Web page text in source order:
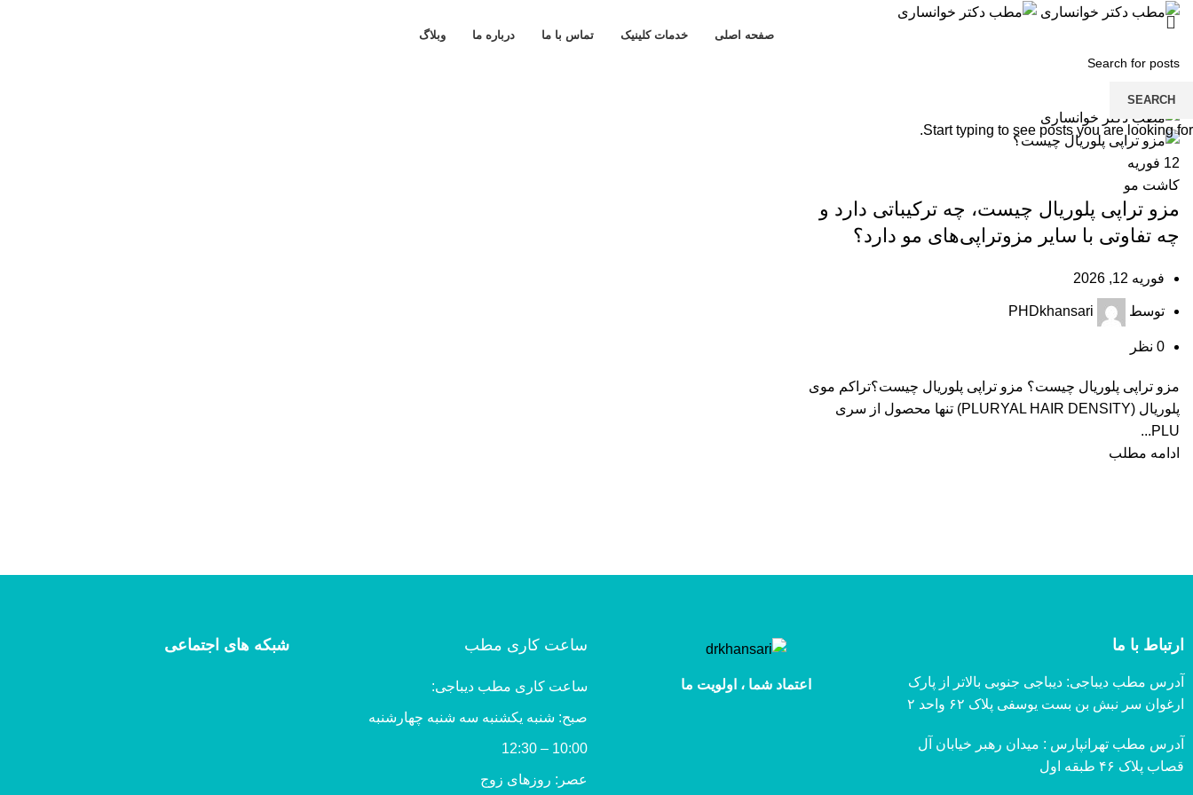
صفحه اصلی خدمات کلینیک تماس با ما درباره ما وبلاگ
منو
12 فوریه
کاشت مو
مزو تراپی پلوریال چیست، چه ترکیباتی دارد و
چه تفاوتی با سایر مزوتراپی‌های مو دارد؟
فوریه 12, 2026
توسط PHDkhansari
0 نظر
مزو تراپی پلوریال چیست؟ مزو تراپی پلوریال چیست؟تراکم موی
پلوریال (PLURYAL HAIR DENSITY) تنها محصول از سری
PLU...
ادامه مطلب
ارتباط با ما
آدرس مطب دیباجی: دیباجی جنوبی بالاتر از پارک
ارغوان سر نبش بن بست یوسفی پلاک ۶۲ واحد ۲
آدرس مطب تهرانپارس : میدان رهبر خیابان آل
قصاب پلاک ۴۶ طبقه اول
اعتماد شما ، اولویت ما
ساعت کاری مطب
ساعت کاری مطب دیباجی:
صبح: شنبه یکشنبه سه شنبه چهارشنبه
10:00 – 12:30
عصر: روزهای زوج
شبکه های اجتماعی
SEARCH
Start typing to see posts you are looking for.